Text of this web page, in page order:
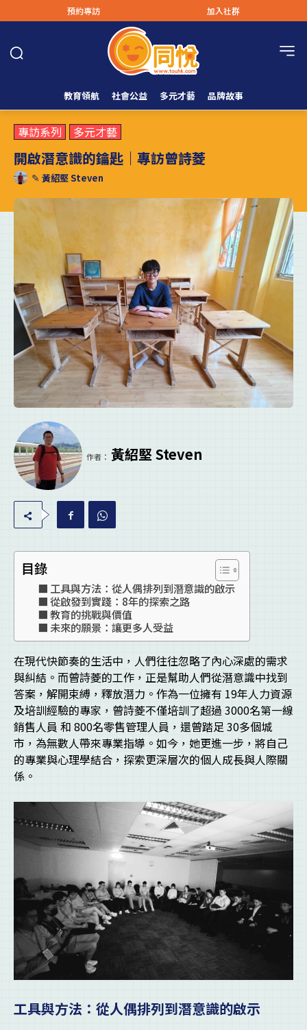
預約專訪 加入社群
教育領航 社會公益 多元才藝 品牌故事
專訪系列 多元才藝
開啟潛意識的鑰匙｜專訪曾詩菱
✎ 黃紹堅 Steven
作者： 黃紹堅 Steven
目錄
工具與方法：從人偶排列到潛意識的啟示
從啟發到實踐：8年的探索之路
教育的挑戰與價值
未來的願景：讓更多人受益
在現代快節奏的生活中，人們往往忽略了內心深處的需求
與糾結。而曾詩菱的工作，正是幫助人們從潛意識中找到
答案，解開束縛，釋放潛力。作為一位擁有 19年人力資源
及培訓經驗的專家，曾詩菱不僅培訓了超過 3000名第一線
銷售人員 和 800名零售管理人員，還曾踏足 30多個城
市，為無數人帶來專業指導。如今，她更進一步，將自己
的專業與心理學結合，探索更深層次的個人成長與人際關
係。
工具與方法：從人偶排列到潛意識的啟示